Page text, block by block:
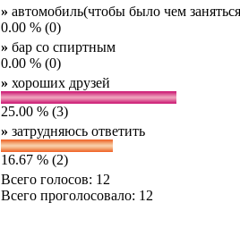
» автомобиль(чтобы было чем
0.00 % (0)
» бар со спиртным
0.00 % (0)
» хороших друзей
25.00 % (3)
» затрудняюсь ответить
16.67 % (2)
Всего голосов: 12
Всего проголосовало: 12